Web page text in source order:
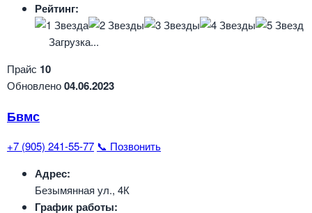
Рейтинг:
Загрузка...
Прайс 10
Обновлено04.06.2023
Бвмс
+7 (905) 241-55-77 📞 Позвонить
Адрес:
Безымянная ул., 4К
График работы: